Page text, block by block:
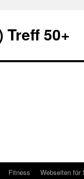
Treff 50+
Fitness Webseiten für